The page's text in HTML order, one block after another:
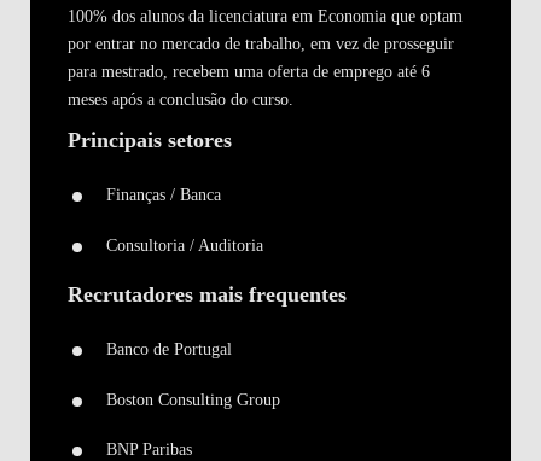
100% dos alunos da licenciatura em Economia que optam
por entrar no mercado de trabalho, em vez de prosseguir
para mestrado, recebem uma oferta de emprego até 6
meses após a conclusão do curso.
Principais setores
Finanças / Banca
Consultoria / Auditoria
Recrutadores mais frequentes
Banco de Portugal
Boston Consulting Group
BNP Paribas